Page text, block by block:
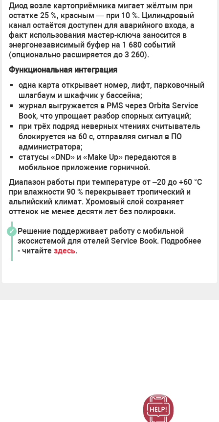
Диод возле картоприёмника мигает жёлтым при
остатке 25 %, красным — при 10 %. Цилиндровый
канал остаётся доступен для аварийного входа, а
факт использования мастер-ключа заносится в
энергонезависимый буфер на 1 680 событий
(опционально расширяется до 3 260).
Функциональная интеграция
одна карта открывает номер, лифт, парковочный
шлагбаум и шкафчик у бассейна;
журнал выгружается в PMS через Orbita Service
Book, что упрощает разбор спорных ситуаций;
при трёх подряд неверных чтениях считыватель
блокируется на 60 с, отправляя сигнал в ПО
администратора;
статусы «DND» и «Make Up» передаются в
мобильное приложение горничной.
Диапазон работы при температуре от –20 до +60 °C
при влажности 90 % перекрывает тропический и
альпийский климат. Хромовый слой сохраняет
оттенок не менее десяти лет без полировки.
Решение поддерживает работу с мобильной
экосистемой для отелей Service Book. Подробнее
- читайте здесь.